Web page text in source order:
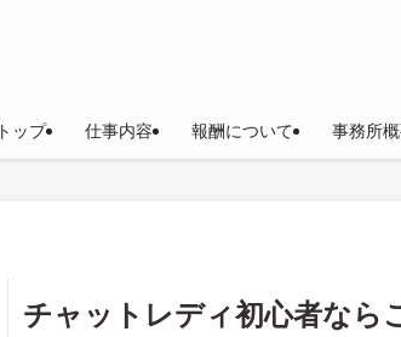
トップ 仕事内容 報酬について 事務所
チャットレディ初心者なら